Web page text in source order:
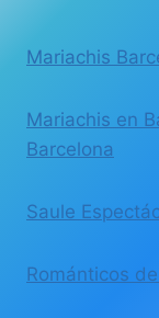
Mariachis
Mariachis en
Barcelona
Saule
Románticos